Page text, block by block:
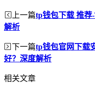
上一篇tp钱包下载 推荐
解析
下一篇tp钱包官网下载
好？深度解析
相关文章